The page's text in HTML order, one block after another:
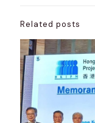
Related posts